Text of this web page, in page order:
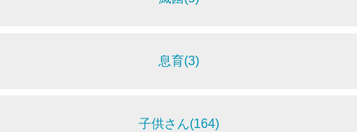
息育(3)
子供さん(164)